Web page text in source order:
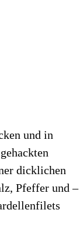
und in
dicklichen
Pfeffer und –